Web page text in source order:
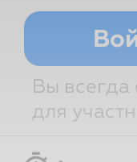
Размер
Вы
для